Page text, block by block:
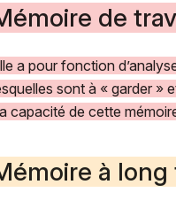
de
a pour fonction
sont à « garder »
capacité de cette
à long